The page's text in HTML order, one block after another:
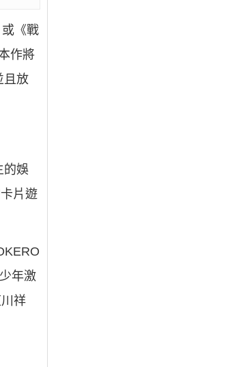
《戰
作將
且放
的娛
片遊
年激
祥